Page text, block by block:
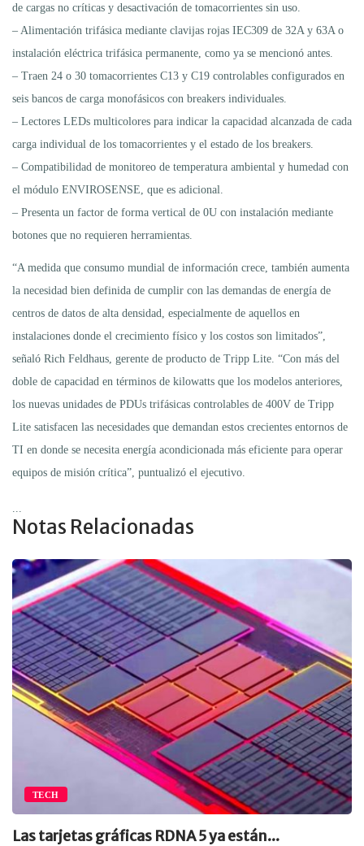
de cargas no críticas y desactivación de tomacorrientes sin uso.
– Alimentación trifásica mediante clavijas rojas IEC309 de 32A y 63A o
instalación eléctrica trifásica permanente, como ya se mencionó antes.
– Traen 24 o 30 tomacorrientes C13 y C19 controlables configurados en
seis bancos de carga monofásicos con breakers individuales.
– Lectores LEDs multicolores para indicar la capacidad alcanzada de cada
carga individual de los tomacorrientes y el estado de los breakers.
– Compatibilidad de monitoreo de temperatura ambiental y humedad con
el módulo ENVIROSENSE, que es adicional.
– Presenta un factor de forma vertical de 0U con instalación mediante
botones que no requieren herramientas.
“A medida que consumo mundial de información crece, también aumenta
la necesidad bien definida de cumplir con las demandas de energía de
centros de datos de alta densidad, especialmente de aquellos en
instalaciones donde el crecimiento físico y los costos son limitados”,
señaló Rich Feldhaus, gerente de producto de Tripp Lite. “Con más del
doble de capacidad en términos de kilowatts que los modelos anteriores,
los nuevas unidades de PDUs trifásicas controlables de 400V de Tripp
Lite satisfacen las necesidades que demandan estos crecientes entornos de
TI en donde se necesita energía acondicionada más eficiente para operar
equipos de misión crítica”, puntualizó el ejecutivo.
Notas Relacionadas
TECH
Las tarjetas gráficas RDNA 5 ya están...